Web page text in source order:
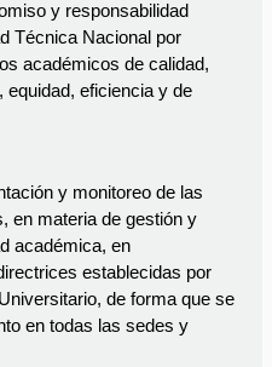
y responsabilidad
Técnica Nacional por
académicos de calidad,
equidad, eficiencia y de
y monitoreo de las
en materia de gestión y
académica, en
establecidas por
de forma que se
en todas las sedes y